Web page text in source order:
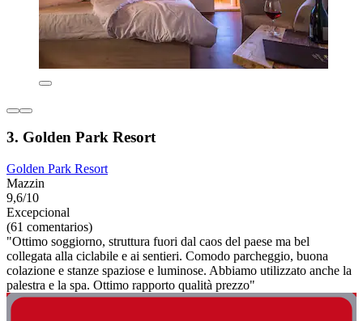
3. Golden Park Resort
Golden Park Resort
Mazzin
9,6/10
Excepcional
(61 comentarios)
"Ottimo soggiorno, struttura fuori dal caos del paese ma bel
collegata alla ciclabile e ai sentieri. Comodo parcheggio, buona
colazione e stanze spaziose e luminose. Abbiamo utilizzato anche la
palestra e la spa. Ottimo rapporto qualità prezzo"